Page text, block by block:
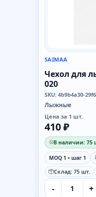
SAIMAA
Чехол для
020
SKU: 4b9b4a30-
Лыжные
Цена за 1 шт.
410 ₽
В наличии: 75
MOQ 1 • шаг 1
Склад: 75 шт.
- +